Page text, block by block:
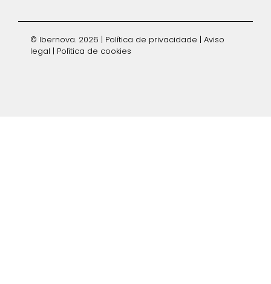
© Ibernova. 2026 | Política de privacidade | Aviso
legal | Política de cookies